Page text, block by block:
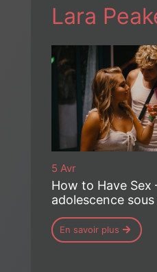
Lara
5 Avr
How to Have Sex
adolescence
En savoir plus